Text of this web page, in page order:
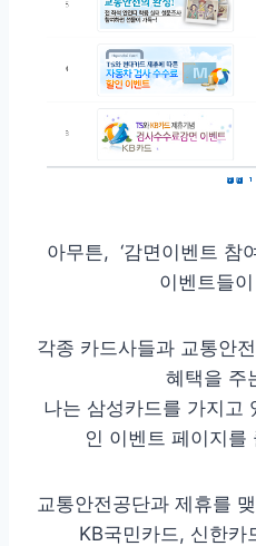
아무튼, ‘감면이벤트 참
이벤트들
각종 카드사들과 교통안
혜택을 주
나는 삼성카드를 가지고
인 이벤트 페이지를
교통안전공단과 제휴를
KB국민카드, 신한카